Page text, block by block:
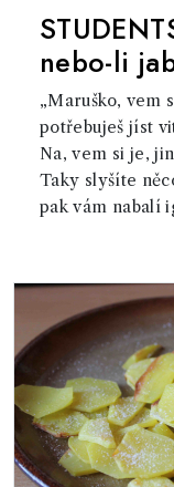
nebo-li
„Maruško, vem
potřebuješ jíst
Na, vem si je,
Taky slyšíte
pak vám nabalí